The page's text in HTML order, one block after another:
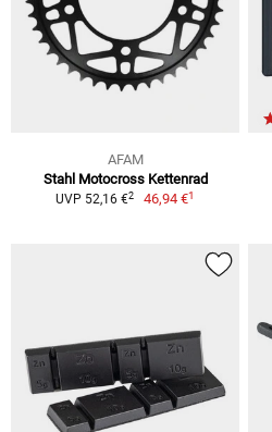
AFAM
Stahl Motocross Kettenrad
UVP 52,16 €2 46,94 €1